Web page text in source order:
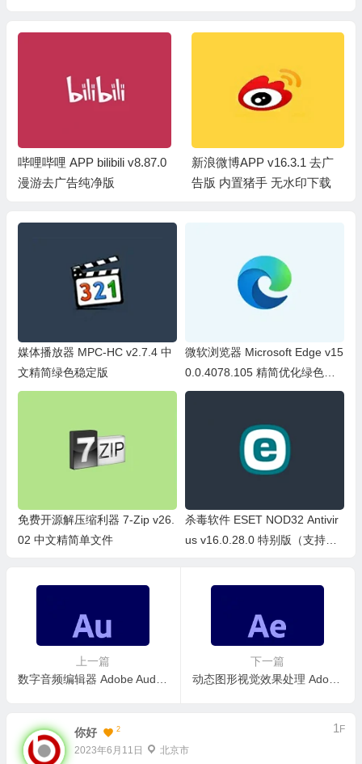
新浪微博APP v16.3.1 去广
告版 内置猪手 无水印下载
美颜滤镜相机 B612咔叽APP
v15.0.15 解锁VIP订阅版
媒体播放器 MPC-HC v2.7.4 中
文精简绿色稳定版
微软浏览器 Microsoft Edge v15
0.0.4078.105 精简优化绿色便
携版
免费开源解压缩利器 7-Zip v26.
02 中文精简单文件
杀毒软件 ESET NOD32 Antivir
us v16.0.28.0 特别版（支持Wi
上一篇
数字音频编辑器 Adobe Audition 2026 v26.0.0.56 中文免激活直装版
下一篇
动态图形视觉效果处理 Adobe After Effects 2026 v26.0.0.67 中文免激活特别版
你好 2
2023年6月11日 北京市
1F